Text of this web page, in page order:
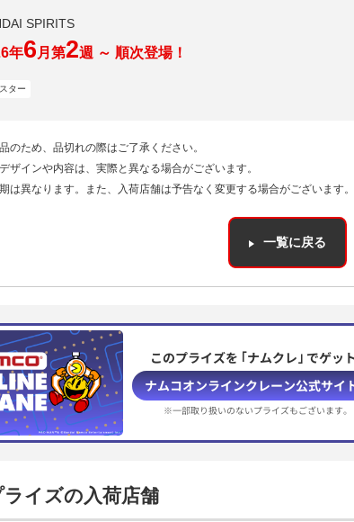
SPIRITS
年6 月第2週 ～ 順次登場！
ター
のため、品切れの際はご了承ください。
ザインや内容は、実際と異なる場合がございます。
は異なります。また、入荷店舗は予告なく変更する場合がございます。
一覧に戻る
このプライズを ｢ナムクレ｣ でゲッ
ナムコオンラインクレーン公式サイ
※一部取り扱いのないプライズもございます。
イズの入荷店舗